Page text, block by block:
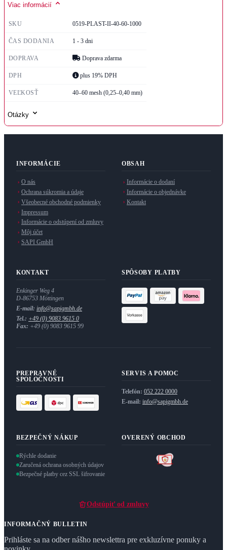
Viac informácií
SKU 0519-PLAST-II-40-60-1000
ČAS DODANIA 1 - 3 dni
DOPRAVA Doprava zdarma
DPH plus 19% DPH
VEĽKOSŤ 40–60 mesh (0,25–0,40 mm)
Otázky
INFORMÁCIE
O nás
Ochrana súkromia a údaje
Všeobecné obchodné podmienky
Impressum
Informácie o odstúpení od zmluvy
Môj účet
SAPI GmbH
OBSAH
Informácie o dodaní
Informácie o objednávke
Kontakt
KONTAKT
Enkinger Weg 4
D-86753 Möttingen
E-mail: info@sapigmbh.de
Tel.: +49 (0) 9083 9615 0
Fax: +49 (0) 9083 9615 99
SPÔSOBY PLATBY
PREPRAVNÉ
SPOLOČNOSTI
SERVIS A POMOC
Telefón: 052 222 0000
E-mail: info@sapigmbh.de
BEZPEČNÝ NÁKUP
Rýchle dodanie
Zaručená ochrana osobných údajov
Bezpečné platby cez SSL šifrovanie
OVERENÝ OBCHOD
Odstúpiť od zmluvy
INFORMAČNÝ BULLETIN
Prihláste sa na odber nášho newslettra pre exkluzívne ponuky a